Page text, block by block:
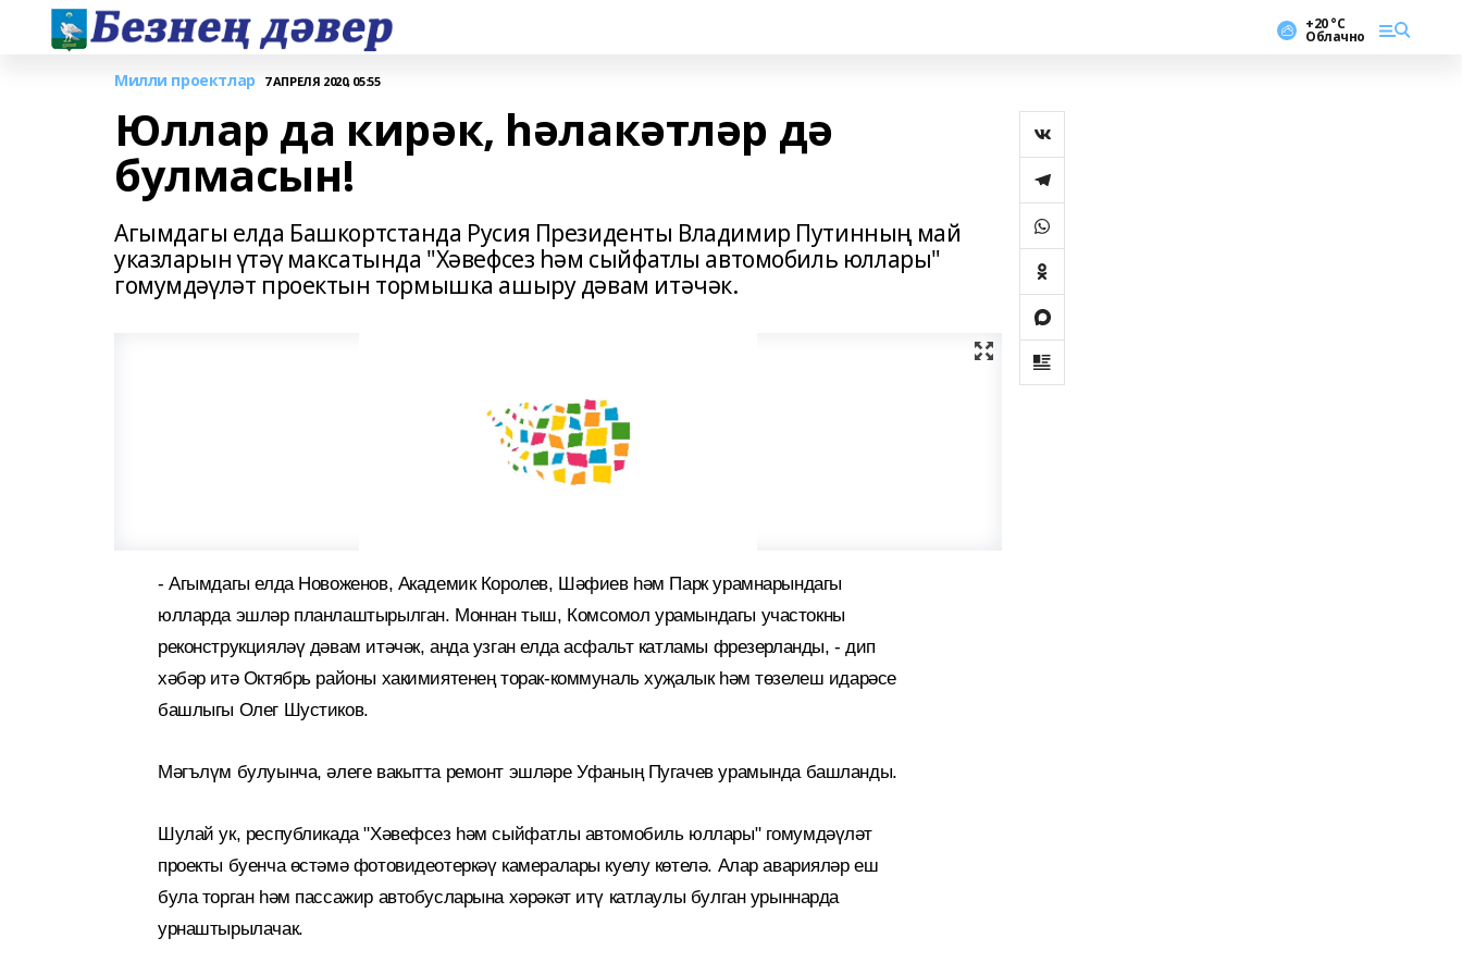
+20 °С
Облачно
Милли проектлар 7 АПРЕЛЯ 2020, 05:55
Юллар да кирәк, һәлакәтләр дә
булмасын!
Агымдагы елда Башкортстанда Русия Президенты Владимир Путинның май
указларын үтәү максатында "Хәвефсез һәм сыйфатлы автомобиль юллары"
гомумдәүләт проектын тормышка ашыру дәвам итәчәк.
- Агымдагы елда Новоженов, Академик Королев, Шәфиев һәм Парк урамнарындагы
юлларда эшләр планлаштырылган. Моннан тыш, Комсомол урамындагы участокны
реконструкцияләү дәвам итәчәк, анда узган елда асфальт катламы фрезерланды, - дип
хәбәр итә Октябрь районы хакимиятенең торак-коммуналь хуҗалык һәм төзелеш идарәсе
башлыгы Олег Шустиков.
Мәгълүм булуынча, әлеге вакытта ремонт эшләре Уфаның Пугачев урамында башланды.
Шулай ук, республикада "Хәвефсез һәм сыйфатлы автомобиль юллары" гомумдәүләт
проекты буенча өстәмә фотовидеотеркәү камералары куелу көтелә. Алар аварияләр еш
була торган һәм пассажир автобусларына хәрәкәт итү катлаулы булган урыннарда
урнаштырылачак.